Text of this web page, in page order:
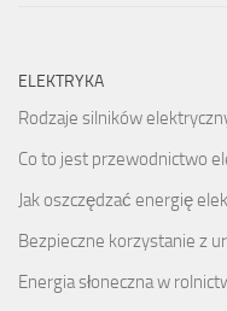
ELEKTRYKA
Rodzaje silników
Co to jest przewodnictwo
Jak oszczędzać energię
Bezpieczne korzystanie z
Energia słoneczna w